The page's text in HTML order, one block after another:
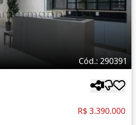
Cód.: 290391
R$ 3.390.000